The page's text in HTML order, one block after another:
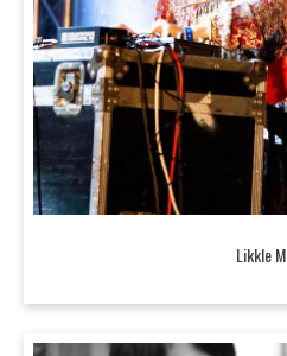
Likkle